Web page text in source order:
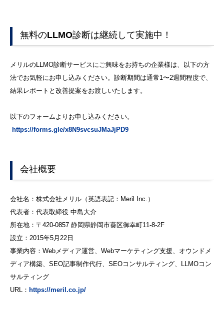
無料のLLMO診断は継続して実施中！
メリルのLLMO診断サービスにご興味をお持ちの企業様は、以下の方
法でお気軽にお申し込みください。診断期間は通常1〜2週間程度で、
結果レポートと改善提案をお渡しいたします。
以下のフォームよりお申し込みください。
https://forms.gle/x8N9svcsuJMaJjPD9
会社概要
会社名：株式会社メリル（英語表記：Meril Inc.）
代表者：代表取締役 中島大介
所在地：〒420-0857 静岡県静岡市葵区御幸町11-8-2F
設立：2015年5月22日
事業内容：Webメディア運営、Webマーケティング支援、オウンドメ
ディア構築、SEO記事制作代行、SEOコンサルティング、LLMOコン
サルティング
URL： https://meril.co.jp/